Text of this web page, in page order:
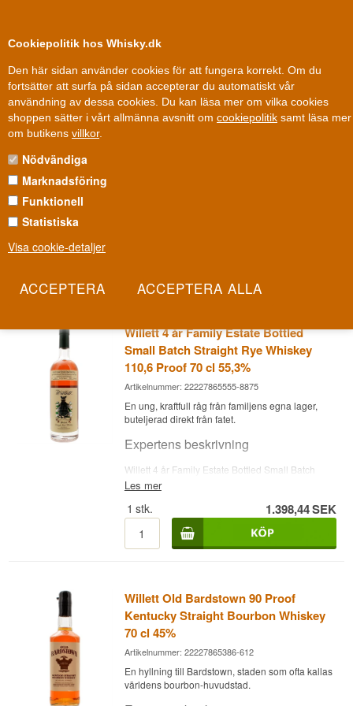
Cookiepolitik hos Whisky.dk
Den här sidan använder cookies för att fungera korrekt. Om du
fortsätter att surfa på sidan accepterar du automatiskt vår
användning av dessa cookies. Du kan läsa mer om vilka cookies
shoppen sätter i vårt allmänna avsnitt om cookiepolitik samt läsa mer
om butikens villkor.
Nödvändiga
Marknadsföring
Funktionell
Statistiska
Visa cookie-detaljer
Leverans från 79 kr. 1-3 arbetsdagar
Whisky»Amerikansk whisky
WILLETT WHISKEY
Willett är namnet som döljer sig bakom fler kända bourboner än de
flesta vet om. Familjen har destillerat, lagrat och tappat åt andra,
eftertraktade bland bourbonsamlare. Den ikoniska pot still-formade
Les mer
Willett 4 år Family Estate Bottled
Small Batch Straight Rye Whiskey
110,6 Proof 70 cl 55,3%
Artikelnummer: 22227865555-8875
En ung, kraftfull råg från familjens egna lager,
buteljerad direkt från fatet.
Expertens beskrivning
Willett 4 år Family Estate Bottled Small Batch
Straight Rye Whiskey buteljeras i ett litet batch
buteljerad vid 55,3 %. Willett Distilling Company
grundades 1936 av bröderna Thompson och
Johnny Willett, som byggde destilleriet på
familjens gård i Bardstown och brände det första
County, och destilleriet drivs och ägs fortfarande
av Thompson Willetts barnbarn.
Smaknoter
Näsa
Les mer
1 stk. 1.398,44SEK
Willett Old Bardstown 90 Proof
Kentucky Straight Bourbon Whiskey
70 cl 45%
Artikelnummer: 22227865386-612
En hyllning till Bardstown, staden som ofta kallas
världens bourbon-huvudstad.